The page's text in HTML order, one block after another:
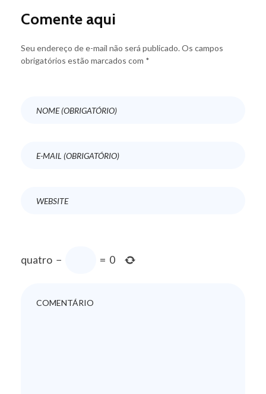
Comente aqui
Seu endereço de e-mail não será publicado. Os campos
obrigatórios estão marcados com *
quatro − = 0